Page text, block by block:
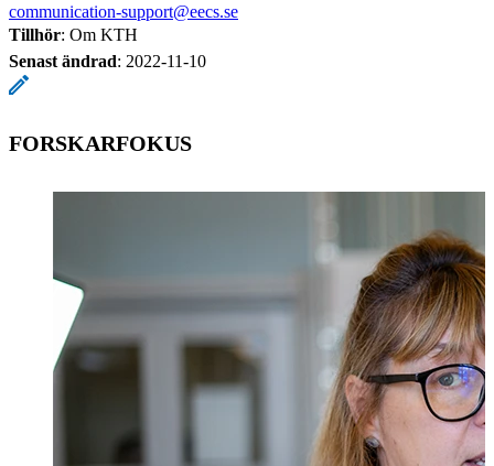
communication-support@eecs.se
Tillhör: Om KTH
Senast ändrad: 2022-11-10
FORSKARFOKUS